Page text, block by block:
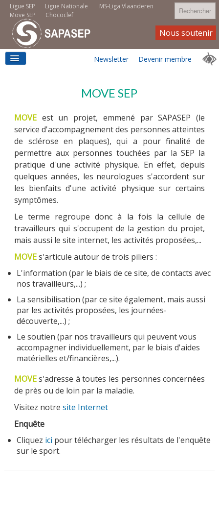
Ligue Nationale MS-Liga Vlaanderen
Ligue SEP
Move SEP
Chococlef
Rechercher
LOGEMENT
MOVE SEP
EMPLOI
MOBILITÉ
ACTUALITÉS
NOUS CONTACTER
Newsletter
Nous soutenir
Devenir membre
MOVE SEP
MOVEest un projet, emmené par SAPASEP (le
service d'accompagnement des personnes atteintes
de sclérose en plaques), qui a pour finalité de
permettre aux personnes touchées par la SEP la
pratique d'une activité physique. En effet, depuis
quelques années, les neurologues s'accordent sur
les bienfaits d'une activité physique sur certains
symptômes.
Le terme regroupe donc à la fois la cellule de
travailleurs qui s'occupent de la gestion du projet,
mais aussi le site internet, les activités proposées,...
MOVEs'articule autour de trois piliers :
L'information (par le biais de ce site, de contacts avec
nos travailleurs,...) ;
La sensibilisation (par ce site également, mais aussi
par les activités proposées, les journées-
découverte,...) ;
Le soutien (par nos travailleurs qui peuvent vous
accompagner individuellement, par le biais d'aides
matérielles et/financières,...).
MOVEs'adresse à toutes les personnes concernées
de près ou de loin par la maladie.
Visitez notre site Internet
Enquête
Cliquez ici pour télécharger les résultats de l'enquête
sur le sport.